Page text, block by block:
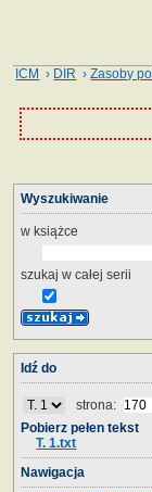
ICM › DIR ›Zasoby
Wyszukiwanie
w książce
szukaj w całej serii
Idź do
strona:
Pobierz pełen tekst
T. 1.txt
Nawigacja